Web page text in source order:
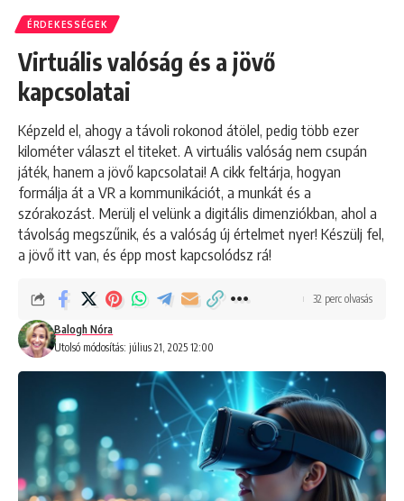
ÉRDEKESSÉGEK
Virtuális valóság és a jövő
kapcsolatai
Képzeld el, ahogy a távoli rokonod átölel, pedig több ezer
kilométer választ el titeket. A virtuális valóság nem csupán
játék, hanem a jövő kapcsolatai! A cikk feltárja, hogyan
formálja át a VR a kommunikációt, a munkát és a
szórakozást. Merülj el velünk a digitális dimenziókban, ahol a
távolság megszűnik, és a valóság új értelmet nyer! Készülj fel,
a jövő itt van, és épp most kapcsolódsz rá!
Utolsó módosítás: július 21, 2025 12:00
Balogh Nóra
32 perc olvasás